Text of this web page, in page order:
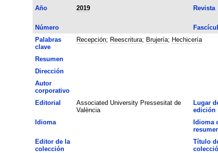
Año
2019 Revista
Número
Palabras
clave
Recepción; Reescritura; Brujería; Hechicería
Resumen
Dirección
Autor
corporativo
Editorial
Associated University Pressesitat de
València
Lugar
edición
Idioma
Idioma
Editor de la
colección
Título